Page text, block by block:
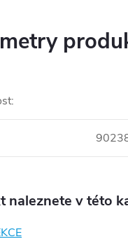
:
naleznete v této